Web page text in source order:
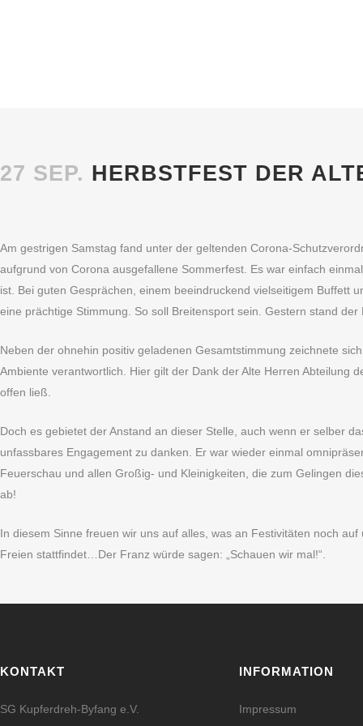
27 SEP. HERBSTFEST DER
Am gestrigen Samstag fand unter der geltenden Corona-
aufgrund von Corona ausgefallene Sommerfest. Es war einfach
ist. Bei guten Gesprächen, einem beeindruckend vielseitigem Buffett
eine prächtige Stimmung. So soll Breitensport sein. Gestern stand
Neben der ohnehin positiv geladenen Gesamtstimmung zeichnete
Ambiente verantwortlich. Hier gilt der Dank der Alte Herren Abteilung
offen ließ.
Doch es gebietet der Anstand an dieser Stelle, auch wenn er selber
unfassbares Engagement zu danken. Er war wieder einmal
Feuerschau und allen Großig- und Kleinigkeiten, die zum Gelingen
ab!
In diesem Sinne freuen wir uns auf alles, was an Festivitäten noch
Freien stattfindet…Der Franz würde sagen: „Schauen wir mal!“.
KONTAKT
SG Kupferdreh-Byfang e.V.
INFORMATION
Impressum